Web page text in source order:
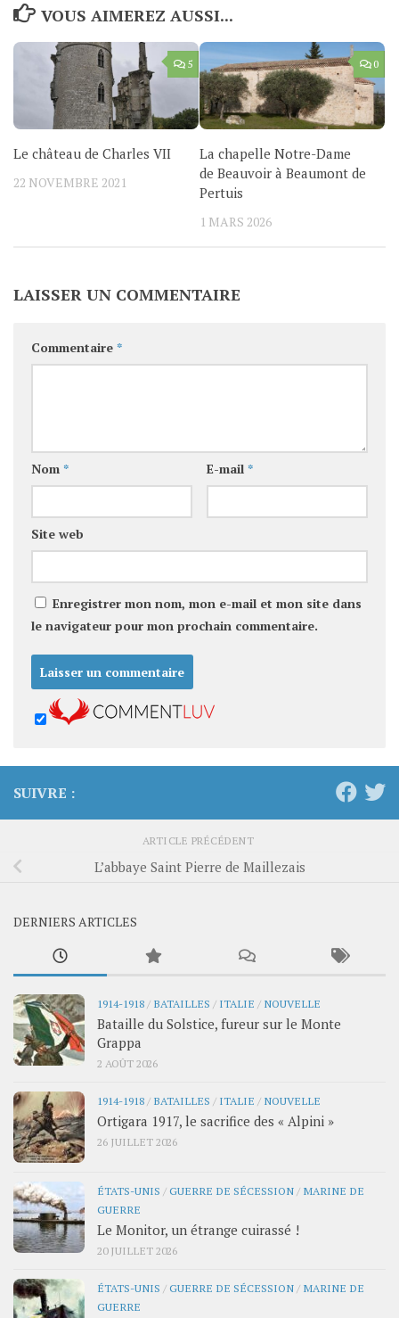
VOUS AIMEREZ AUSSI...
5
Le château de Charles VII
22 NOVEMBRE 2021
0
La chapelle Notre-Dame
de Beauvoir à Beaumont de
Pertuis
1 MARS 2026
LAISSER UN COMMENTAIRE
Commentaire *
Nom * E-mail *
Site web
Enregistrer mon nom, mon e-mail et mon site dans
le navigateur pour mon prochain commentaire.
SUIVRE :
ARTICLE PRÉCÉDENT
L’abbaye Saint Pierre de Maillezais
DERNIERS ARTICLES
1914-1918 / BATAILLES / ITALIE / NOUVELLE
Bataille du Solstice, fureur sur le Monte
Grappa
2 AOÛT 2026
1914-1918 / BATAILLES / ITALIE / NOUVELLE
Ortigara 1917, le sacrifice des « Alpini »
26 JUILLET 2026
ÉTATS-UNIS /GUERRE DE SÉCESSION / MARINE DE
GUERRE
Le Monitor, un étrange cuirassé !
20 JUILLET 2026
ÉTATS-UNIS /GUERRE DE SÉCESSION / MARINE DE
GUERRE